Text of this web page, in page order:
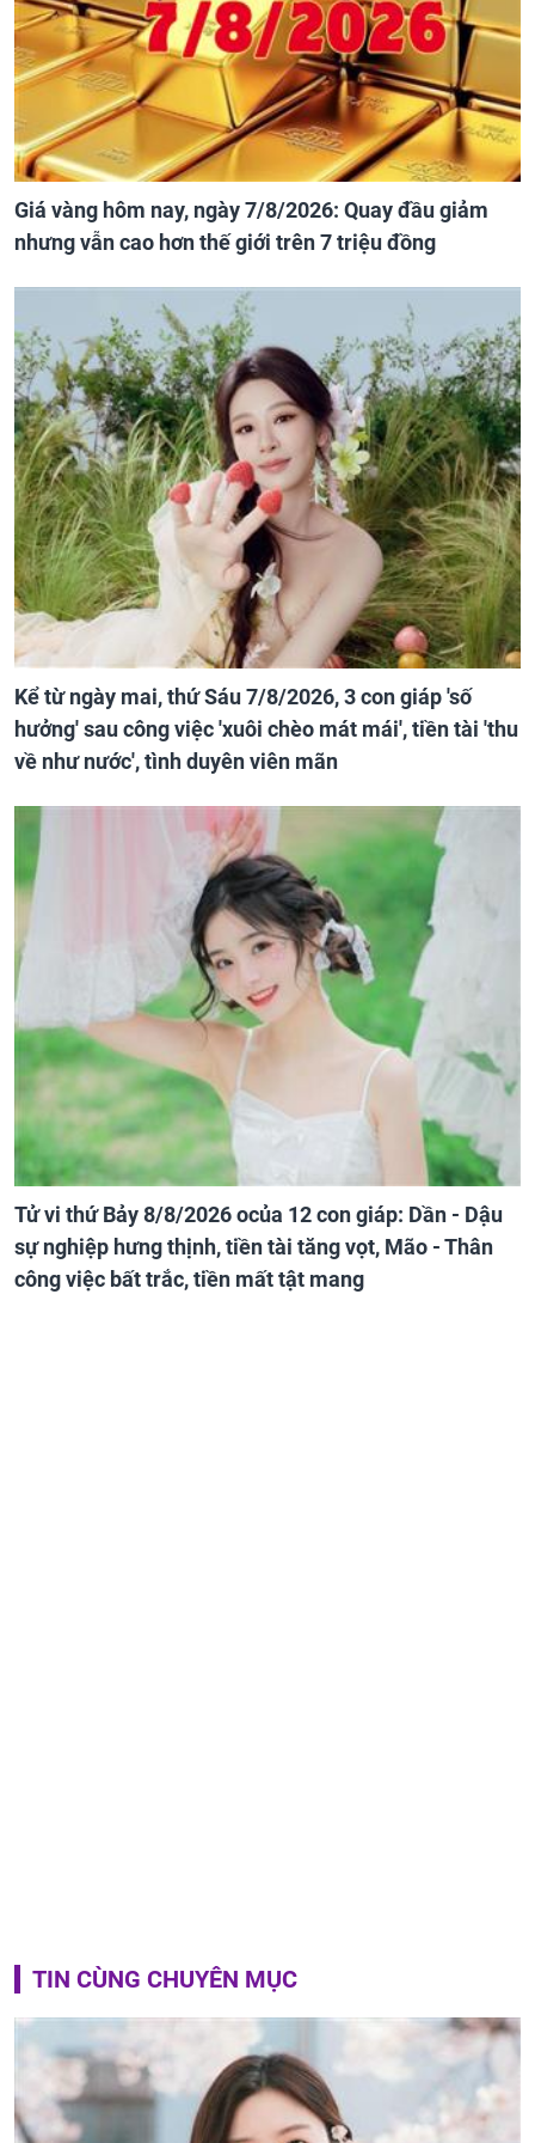
Giá vàng hôm nay, ngày 7/8/2026: Quay đầu giảm
nhưng vẫn cao hơn thế giới trên 7 triệu đồng
Kể từ ngày mai, thứ Sáu 7/8/2026, 3 con giáp 'số
hưởng' sau công việc 'xuôi chèo mát mái', tiền tài 'thu
về như nước', tình duyên viên mãn
Tử vi thứ Bảy 8/8/2026 ocủa 12 con giáp: Dần - Dậu
sự nghiệp hưng thịnh, tiền tài tăng vọt, Mão - Thân
công việc bất trắc, tiền mất tật mang
TIN CÙNG CHUYÊN MỤC